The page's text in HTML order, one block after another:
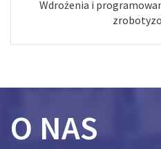
Wdrożenia i
O NAS